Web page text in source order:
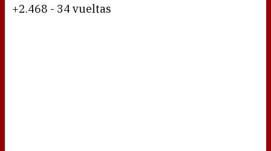
+2.468 - 34 vueltas